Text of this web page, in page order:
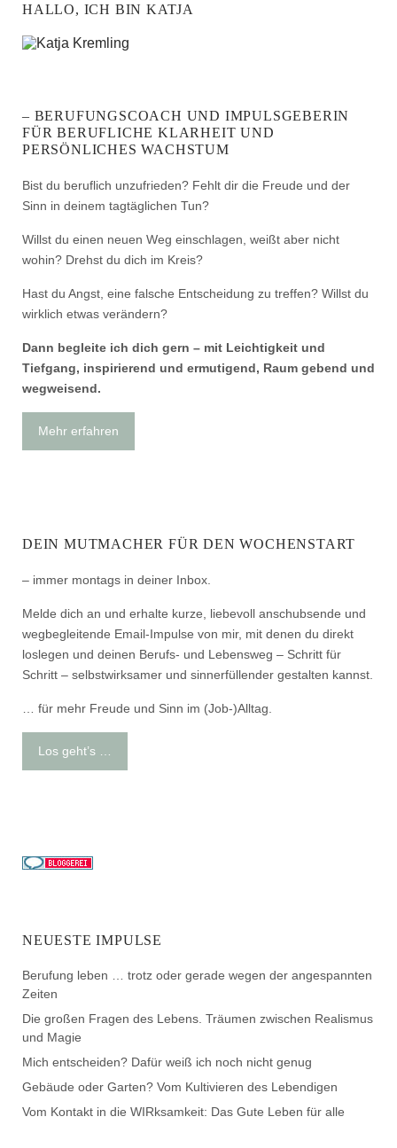
HALLO, ICH BIN KATJA
– BERUFUNGSCOACH UND IMPULSGEBERIN
FÜR BERUFLICHE KLARHEIT UND
PERSÖNLICHES WACHSTUM
Bist du beruflich unzufrieden? Fehlt dir die Freude und der
Sinn in deinem tagtäglichen Tun?
Willst du einen neuen Weg einschlagen, weißt aber nicht
wohin? Drehst du dich im Kreis?
Hast du Angst, eine falsche Entscheidung zu treffen? Willst du
wirklich etwas verändern?
Dann begleite ich dich gern – mit Leichtigkeit und
Tiefgang, inspirierend und ermutigend, Raum gebend und
wegweisend.
Mehr erfahren
DEIN MUTMACHER FÜR DEN WOCHENSTART
– immer montags in deiner Inbox.
Melde dich an und erhalte kurze, liebevoll anschubsende und
wegbegleitende Email-Impulse von mir, mit denen du direkt
loslegen und deinen Berufs- und Lebensweg – Schritt für
Schritt – selbstwirksamer und sinnerfüllender gestalten kannst.
… für mehr Freude und Sinn im (Job-)Alltag.
Los geht’s …
NEUESTE IMPULSE
Berufung leben … trotz oder gerade wegen der angespannten
Zeiten
Die großen Fragen des Lebens. Träumen zwischen Realismus
und Magie
Mich entscheiden? Dafür weiß ich noch nicht genug
Gebäude oder Garten? Vom Kultivieren des Lebendigen
Vom Kontakt in die WIRksamkeit: Das Gute Leben für alle